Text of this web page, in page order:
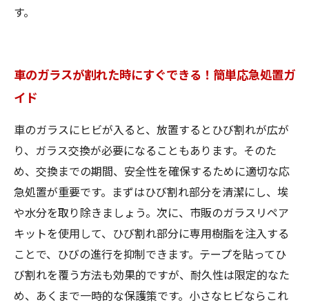
す。
車のガラスが割れた時にすぐできる！簡単応急処置ガ
イド
車のガラスにヒビが入ると、放置するとひび割れが広が
り、ガラス交換が必要になることもあります。そのた
め、交換までの期間、安全性を確保するために適切な応
急処置が重要です。まずはひび割れ部分を清潔にし、埃
や水分を取り除きましょう。次に、市販のガラスリペア
キットを使用して、ひび割れ部分に専用樹脂を注入する
ことで、ひびの進行を抑制できます。テープを貼ってひ
び割れを覆う方法も効果的ですが、耐久性は限定的なた
め、あくまで一時的な保護策です。小さなヒビならこれ